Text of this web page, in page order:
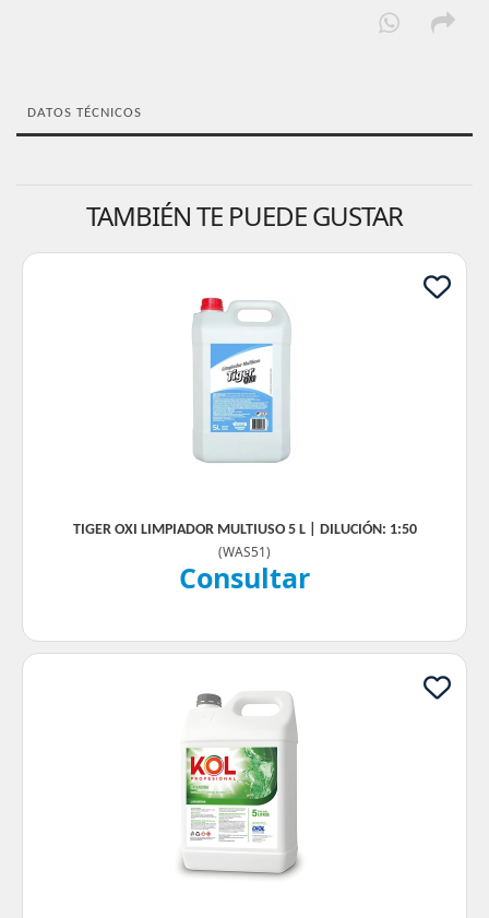
DATOS TÉCNICOS
TAMBIÉN TE PUEDE GUSTAR
TIGER OXI LIMPIADOR MULTIUSO 5 L | DILUCIÓN: 1:50
(WAS51)
Consultar